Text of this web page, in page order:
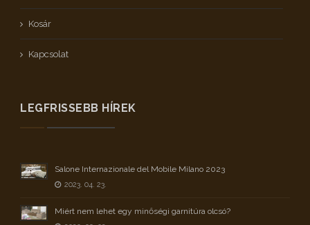
Kosár
Kapcsolat
LEGFRISSEBB HÍREK
Salone Internazionale del Mobile Milano 2023
2023. 04. 23.
Miért nem lehet egy minőségi garnitúra olcsó?